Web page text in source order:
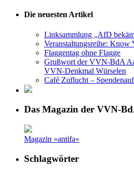
Die neuesten Artikel
Linksammlung „AfD
Veranstaltungsreihe: Know
Flaggentag ohne Flagge
Grußwort der VVN-BdA
VVN-Denkmal Würselen
Café Zuflucht –
Das Magazin der VVN-
Magazin »antifa«
Schlagwörter